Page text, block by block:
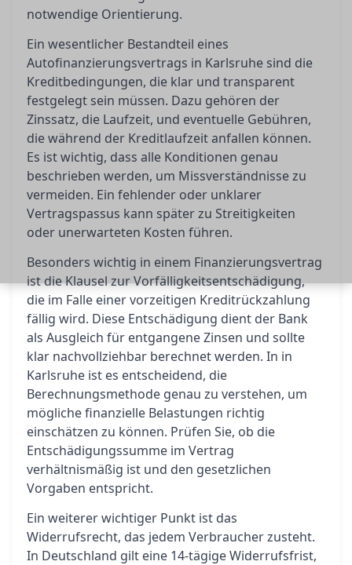
notwendige Orientierung.
Ein wesentlicher Bestandteil eines
Autofinanzierungsvertrags in Karlsruhe sind die
Kreditbedingungen, die klar und transparent
festgelegt sein müssen. Dazu gehören der
Zinssatz, die Laufzeit, und eventuelle Gebühren,
die während der Kreditlaufzeit anfallen können.
Es ist wichtig, dass alle Konditionen genau
beschrieben werden, um Missverständnisse zu
vermeiden. Ein fehlender oder unklarer
Vertragspassus kann später zu Streitigkeiten
oder unerwarteten Kosten führen.
Besonders wichtig in einem Finanzierungsvertrag
ist die Klausel zur Vorfälligkeitsentschädigung,
die im Falle einer vorzeitigen Kreditrückzahlung
fällig wird. Diese Entschädigung dient der Bank
als Ausgleich für entgangene Zinsen und sollte
klar nachvollziehbar berechnet werden. In in
Karlsruhe ist es entscheidend, die
Berechnungsmethode genau zu verstehen, um
mögliche finanzielle Belastungen richtig
einschätzen zu können. Prüfen Sie, ob die
Entschädigungssumme im Vertrag
verhältnismäßig ist und den gesetzlichen
Vorgaben entspricht.
Ein weiterer wichtiger Punkt ist das
Widerrufsrecht, das jedem Verbraucher zusteht.
In Deutschland gilt eine 14-tägige Widerrufsfrist,